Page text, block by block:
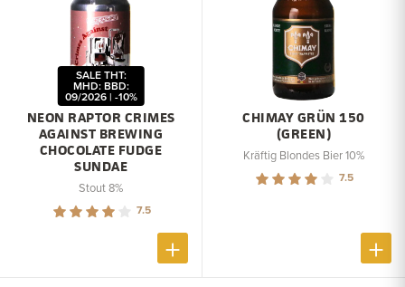
NEON RAPTOR CRIMES
AGAINST BREWING
CHOCOLATE FUDGE
SUNDAE
SALE THT:
MHD: BBD:
09/2026 | -10%
Stout 8%
7.5
CHIMAY GRÜN 150
(GREEN)
Kräftig Blondes Bier 10%
7.5